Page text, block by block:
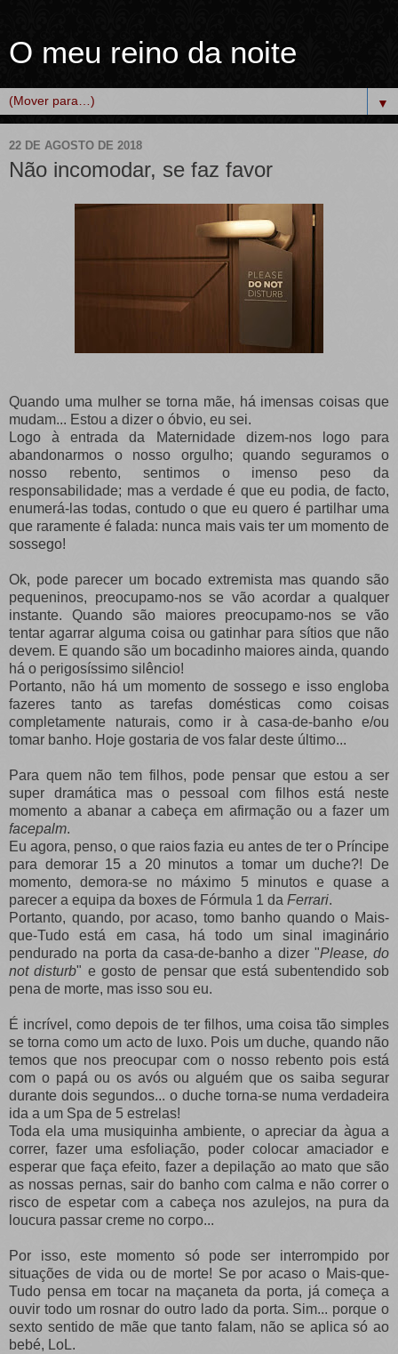
O meu reino da noite
▼
22 DE AGOSTO DE 2018
Não incomodar, se faz favor
Quando uma mulher se torna mãe, há imensas coisas que
mudam... Estou a dizer o óbvio, eu sei.
Logo à entrada da Maternidade dizem-nos logo para
abandonarmos o nosso orgulho; quando seguramos o
nosso rebento, sentimos o imenso peso da
responsabilidade; mas a verdade é que eu podia, de facto,
enumerá-las todas, contudo o que eu quero é partilhar uma
que raramente é falada: nunca mais vais ter um momento de
sossego!
Ok, pode parecer um bocado extremista mas quando são
pequeninos, preocupamo-nos se vão acordar a qualquer
instante. Quando são maiores preocupamo-nos se vão
tentar agarrar alguma coisa ou gatinhar para sítios que não
devem. E quando são um bocadinho maiores ainda, quando
há o perigosíssimo silêncio!
Portanto, não há um momento de sossego e isso engloba
fazeres tanto as tarefas domésticas como coisas
completamente naturais, como ir à casa-de-banho e/ou
tomar banho. Hoje gostaria de vos falar deste último...
Para quem não tem filhos, pode pensar que estou a ser
super dramática mas o pessoal com filhos está neste
momento a abanar a cabeça em afirmação ou a fazer um
facepalm.
Eu agora, penso, o que raios fazia eu antes de ter o Príncipe
para demorar 15 a 20 minutos a tomar um duche?! De
momento, demora-se no máximo 5 minutos e quase a
parecer a equipa da boxes de Fórmula 1 da Ferrari.
Portanto, quando, por acaso, tomo banho quando o Mais-
que-Tudo está em casa, há todo um sinal imaginário
pendurado na porta da casa-de-banho a dizer "Please, do
not disturb" e gosto de pensar que está subentendido sob
pena de morte, mas isso sou eu.
É incrível, como depois de ter filhos, uma coisa tão simples
se torna como um acto de luxo. Pois um duche, quando não
temos que nos preocupar com o nosso rebento pois está
com o papá ou os avós ou alguém que os saiba segurar
durante dois segundos... o duche torna-se numa verdadeira
ida a um Spa de 5 estrelas!
Toda ela uma musiquinha ambiente, o apreciar da àgua a
correr, fazer uma esfoliação, poder colocar amaciador e
esperar que faça efeito, fazer a depilação ao mato que são
as nossas pernas, sair do banho com calma e não correr o
risco de espetar com a cabeça nos azulejos, na pura da
loucura passar creme no corpo...
Por isso, este momento só pode ser interrompido por
situações de vida ou de morte! Se por acaso o Mais-que-
Tudo pensa em tocar na maçaneta da porta, já começa a
ouvir todo um rosnar do outro lado da porta. Sim... porque o
sexto sentido de mãe que tanto falam, não se aplica só ao
bebé, LoL.